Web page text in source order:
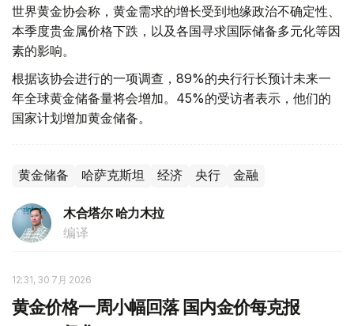
世界黄金协会称，黄金需求的增长受到地缘政治不确定性、
本季度贵金属价格下跌，以及各国寻求国际储备多元化等因
素的影响。
根据该协会进行的一项调查，89%的央行行长预计未来一
年全球黄金储备量将会增加。45%的受访者表示，他们的
国家计划增加黄金储备。
黄金储备 哈萨克斯坦 经济 央行 金融
木合塔尔 哈力木拉
编译
12:31, 30 7月 2026
黄金价格一周小幅回落 国内金价每克报